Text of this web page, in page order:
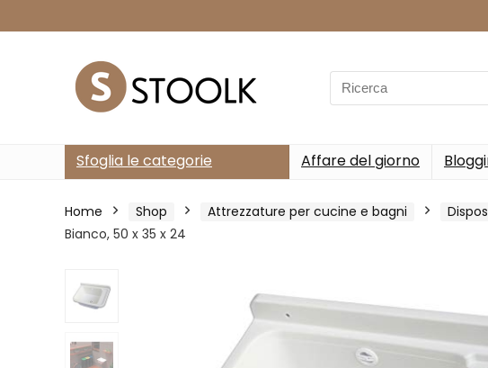
Search
for:
Sfoglia le categorie Affare del giorno
Home Shop Attrezzature per cucine e bagni
Bianco, 50 x 35 x 24